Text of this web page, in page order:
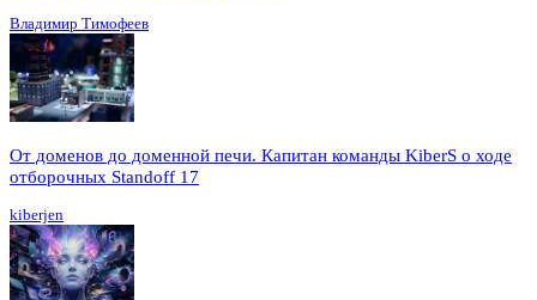
Владимир Тимофеев
От доменов до доменной печи. Капитан команды KiberS о ходе
отборочных Standoff 17
kiberjen